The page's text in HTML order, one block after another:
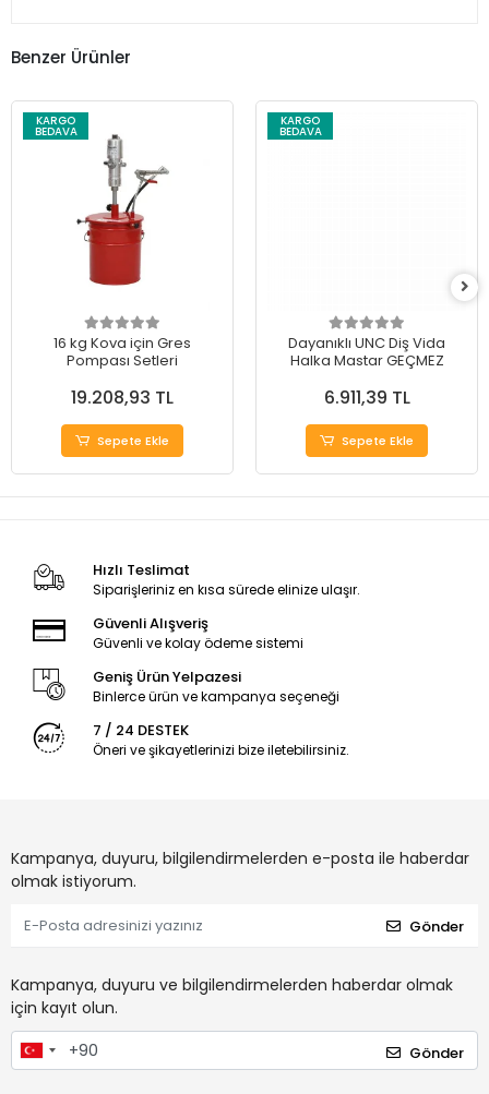
Benzer Ürünler
KARGO
BEDAVA
16 kg Kova için Gres
Pompası Setleri
19.208,93 TL
Sepete Ekle
KARGO
BEDAVA
Dayanıklı UNC Diş Vida
Halka Mastar GEÇMEZ
6.911,39 TL
Sepete Ekle
Hızlı Teslimat
Siparişleriniz en kısa sürede elinize ulaşır.
Güvenli Alışveriş
Güvenli ve kolay ödeme sistemi
Geniş Ürün Yelpazesi
Binlerce ürün ve kampanya seçeneği
7 / 24 DESTEK
Öneri ve şikayetlerinizi bize iletebilirsiniz.
Kampanya, duyuru, bilgilendirmelerden e-posta ile haberdar
olmak istiyorum.
Gönder
Kampanya, duyuru ve bilgilendirmelerden haberdar olmak
için kayıt olun.
Gönder